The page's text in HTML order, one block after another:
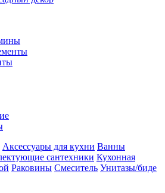
Аксессуары для кухни Ванны
сантехники Кухонная
Раковины Смеситель Унитазы/биде